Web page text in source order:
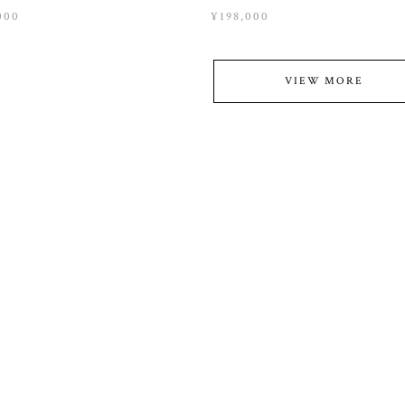
¥198,000
VIEW MORE